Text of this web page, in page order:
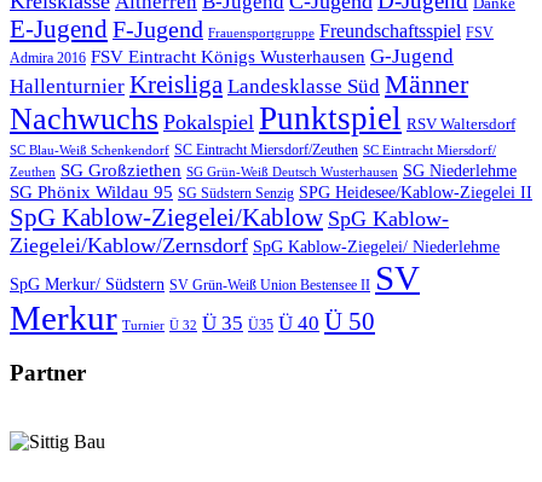
E-Jugend F-Jugend Frauensportgruppe Freundschaftsspiel FSV
Admira 2016 FSV Eintracht Königs Wusterhausen G-Jugend
Hallenturnier Kreisliga Landesklasse Süd Männer
Nachwuchs Pokalspiel Punktspiel RSV Waltersdorf
SC Blau-Weiß Schenkendorf SC Eintracht Miersdorf/Zeuthen SC Eintracht Miersdorf/
Zeuthen SG Großziethen SG Grün-Weiß Deutsch Wusterhausen SG Niederlehme
SG Phönix Wildau 95 SG Südstern Senzig SPG Heidesee/Kablow-Ziegelei II
SpG Kablow-Ziegelei/Kablow SpG Kablow-
Ziegelei/Kablow/Zernsdorf SpG Kablow-Ziegelei/ Niederlehme
SpG Merkur/ Südstern SV Grün-Weiß Union Bestensee II SV
Merkur Turnier Ü 32 Ü 35 Ü35 Ü 40 Ü 50
Partner